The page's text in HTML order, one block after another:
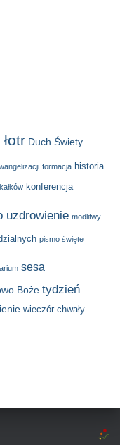
Duch Świety
formacja historia
kałków konferencja
uzdrowienie modlitwy
pismo święte
sesa
Boże tydzień
wieczór chwały